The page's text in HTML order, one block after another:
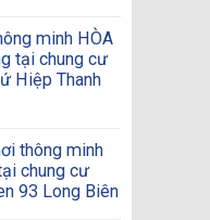
minh HÒA
tại chung cư
Hiệp Thanh
thông minh
chung cư
93 Long Biên